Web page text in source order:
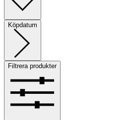
Köpdatum
Filtrera produkter